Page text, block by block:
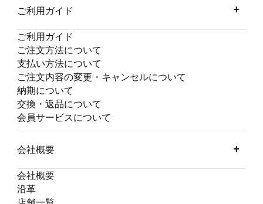
ご利用ガイド
ご利用ガイド
ご注文方法について
支払い方法について
ご注文内容の変更・キャンセルについて
納期について
交換・返品について
会員サービスについて
会社概要
会社概要
沿革